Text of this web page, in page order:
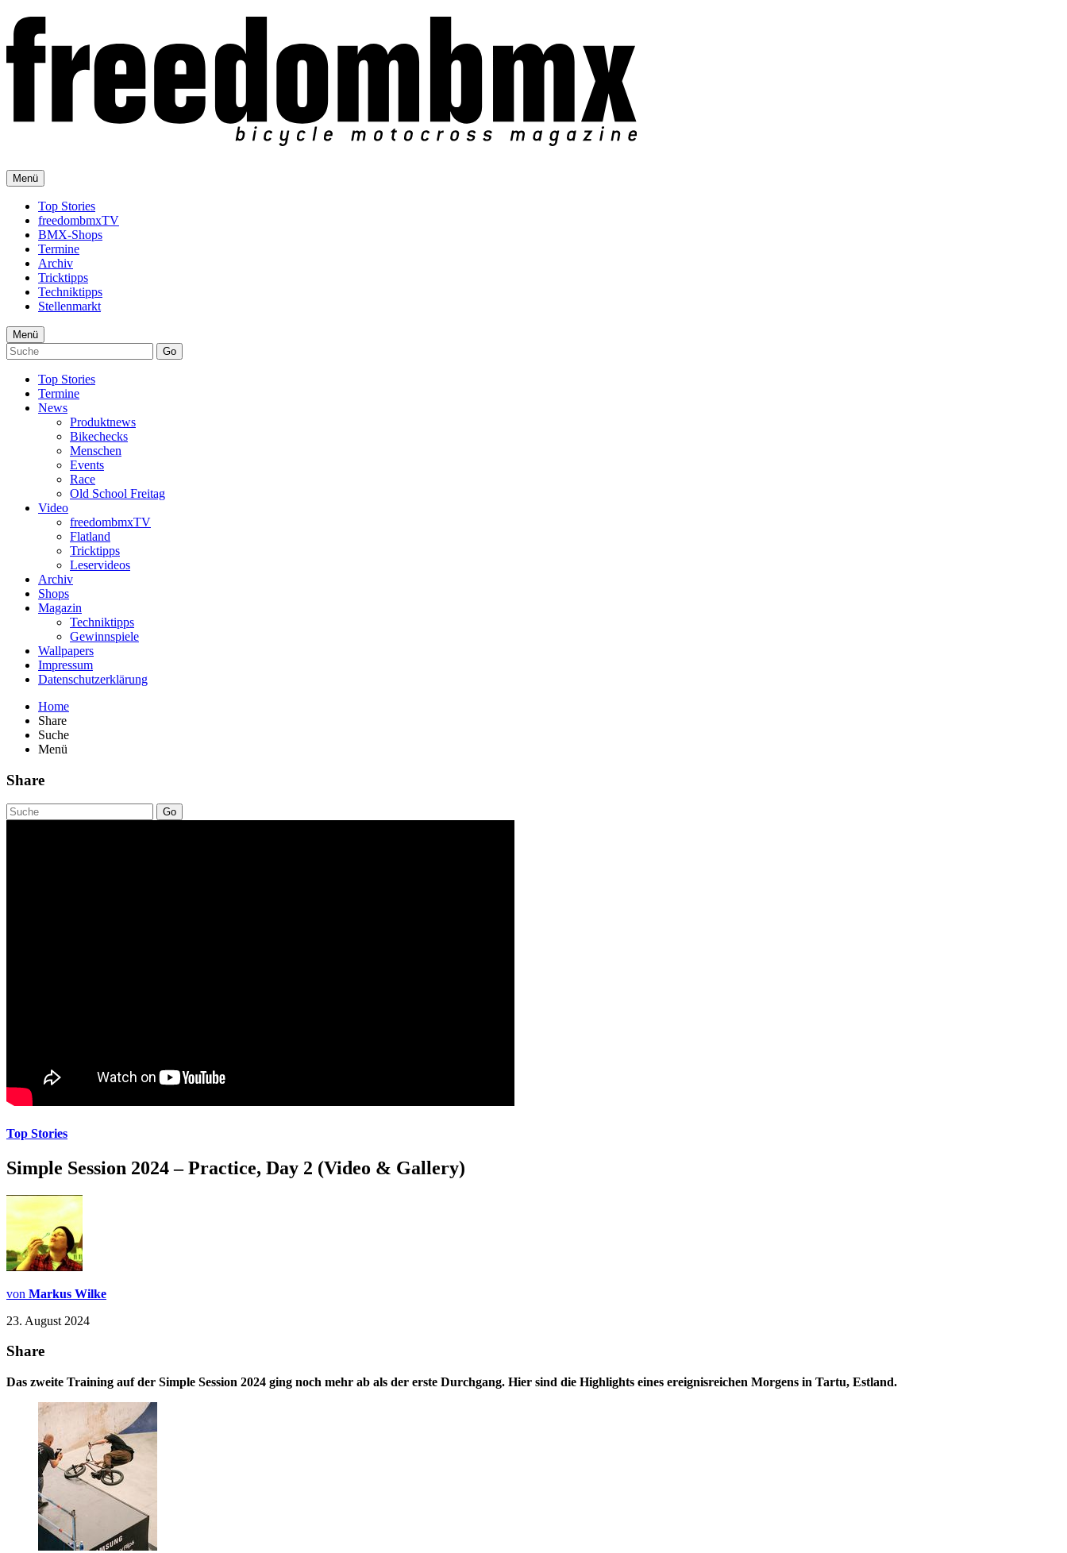
Menü
Top Stories
freedombmxTV
BMX-Shops
Termine
Archiv
Tricktipps
Techniktipps
Stellenmarkt
Menü
Go
Top Stories
Termine
News
Produktnews
Bikechecks
Menschen
Events
Race
Old School Freitag
Video
freedombmxTV
Flatland
Tricktipps
Leservideos
Archiv
Shops
Magazin
Techniktipps
Gewinnspiele
Wallpapers
Impressum
Datenschutzerklärung
Home
Share
Suche
Menü
Share
Go
Top Stories
Simple Session 2024 – Practice, Day 2 (Video & Gallery)
von Markus Wilke
23. August 2024
Share
Das zweite Training auf der Simple Session 2024 ging noch mehr ab als der erste Durchgang. Hier sind die Highlights eines ereignisreichen Morgens in Tartu, Estland.